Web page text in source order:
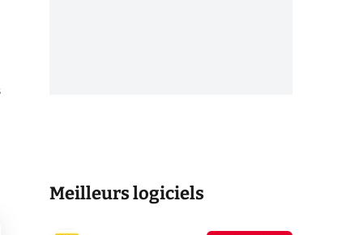
Meilleurs logiciels